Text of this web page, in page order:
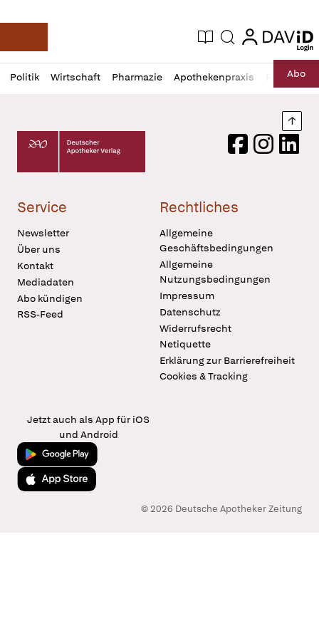
Deutsche Apotheker Zeitung
Aktuelle Ausgabe
Suche login
login
Politik Wirtschaft Pharmazie Apothekenpraxis RechtAbo
Profil
öffnen
Daz
Pur
Deutscher Apotheker Verlag Logo
FacebookInstagram
Service
Newsletter
Über uns
Kontakt
Mediadaten
Abo kündigen
RSS-Feed
Rechtliches
Allgemeine
Geschäftsbedingungen
Allgemeine
Nutzungsbedingungen
Impressum
Datenschutz
Widerrufsrecht
Netiquette
Erklärung zur Barrierefreiheit
Cookies & Tracking
Jetzt auch als App für iOS
und Android
Jetzt bei Google Play
Laden im App Store
© 2026 Deutsche Apotheker Zeitung